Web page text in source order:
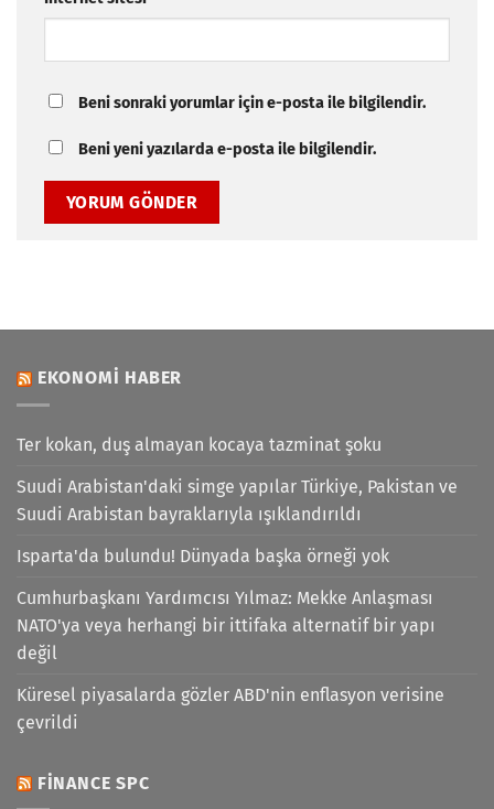
Beni sonraki yorumlar için e-posta ile bilgilendir.
Beni yeni yazılarda e-posta ile bilgilendir.
EKONOMI HABER
Ter kokan, duş almayan kocaya tazminat şoku
Suudi Arabistan'daki simge yapılar Türkiye, Pakistan ve
Suudi Arabistan bayraklarıyla ışıklandırıldı
Isparta'da bulundu! Dünyada başka örneği yok
Cumhurbaşkanı Yardımcısı Yılmaz: Mekke Anlaşması
NATO'ya veya herhangi bir ittifaka alternatif bir yapı
değil
Küresel piyasalarda gözler ABD'nin enflasyon verisine
çevrildi
FINANCE SPC